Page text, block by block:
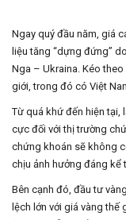
Ngay quý đầu năm, giá
liệu tăng “dựng đứng”
Nga – Ukraina. Kéo
giới, trong đó có Việt
Từ quá khứ đến hiện
cực đối với thị trường
chứng khoán sẽ không
chịu ảnh hưởng đáng kể
Bên cạnh đó, đầu tư
lệch lớn với giá vàng thế